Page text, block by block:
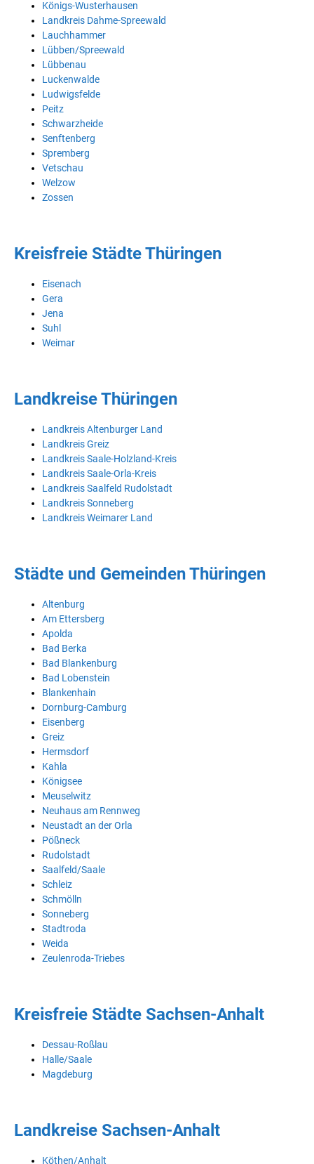
Königs-Wusterhausen
Landkreis Dahme-Spreewald
Lauchhammer
Lübben/Spreewald
Lübbenau
Luckenwalde
Ludwigsfelde
Peitz
Schwarzheide
Senftenberg
Spremberg
Vetschau
Welzow
Zossen
Kreisfreie Städte Thüringen
Eisenach
Gera
Jena
Suhl
Weimar
Landkreise Thüringen
Landkreis Altenburger Land
Landkreis Greiz
Landkreis Saale-Holzland-Kreis
Landkreis Saale-Orla-Kreis
Landkreis Saalfeld Rudolstadt
Landkreis Sonneberg
Landkreis Weimarer Land
Städte und Gemeinden Thüringen
Altenburg
Am Ettersberg
Apolda
Bad Berka
Bad Blankenburg
Bad Lobenstein
Blankenhain
Dornburg-Camburg
Eisenberg
Greiz
Hermsdorf
Kahla
Königsee
Meuselwitz
Neuhaus am Rennweg
Neustadt an der Orla
Pößneck
Rudolstadt
Saalfeld/Saale
Schleiz
Schmölln
Sonneberg
Stadtroda
Weida
Zeulenroda-Triebes
Kreisfreie Städte Sachsen-Anhalt
Dessau-Roßlau
Halle/Saale
Magdeburg
Landkreise Sachsen-Anhalt
Köthen/Anhalt